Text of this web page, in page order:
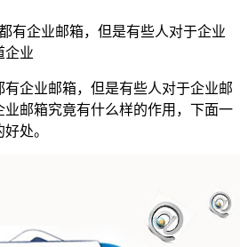
有企业邮箱，但是有些人对于企业
企业
企业邮箱，但是有些人对于企业邮
邮箱究竟有什么样的作用，下面一
处。